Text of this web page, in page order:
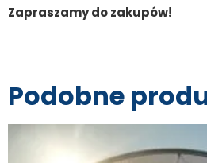
Zapraszamy do zakupów!
Podobne